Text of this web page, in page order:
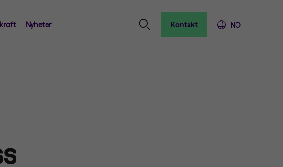
Nyheter Kontakt